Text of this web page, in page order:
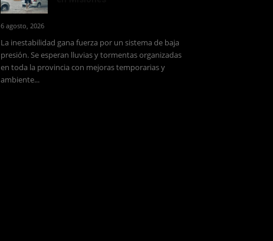
6 agosto, 2026
La inestabilidad gana fuerza por un sistema de baja
presión. Se esperan lluvias y tormentas organizadas
en toda la provincia con mejoras temporarias y
ambiente...